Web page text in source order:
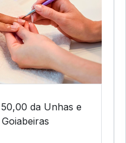
da Unhas e